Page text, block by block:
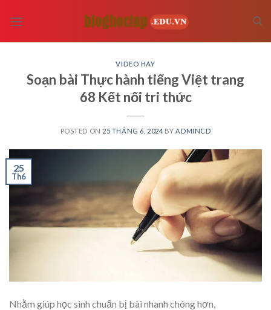
VIDEO HAY
Soạn bài Thực hành tiếng Việt trang
68 Kết nối tri thức
POSTED ON 25 THÁNG 6, 2024 BY ADMINCD
25
Th6
Nhằm giúp học sinh chuẩn bị bài nhanh chóng hơn,